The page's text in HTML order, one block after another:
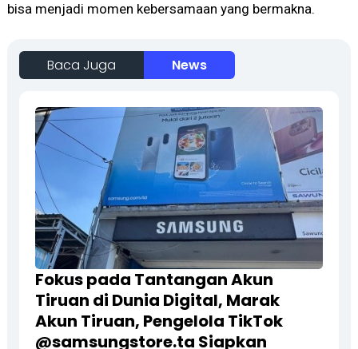
bisa menjadi momen kebersamaan yang bermakna.
Baca Juga News
Fokus pada Tantangan Akun
Tiruan di Dunia Digital, Marak
Akun Tiruan, Pengelola TikTok
@samsungstore.ta Siapkan